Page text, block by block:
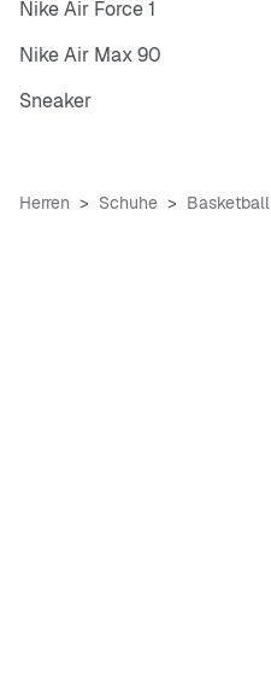
Nike Air Force 1
Nike Air Max 90
Sneaker
Herren Schuhe Basketball